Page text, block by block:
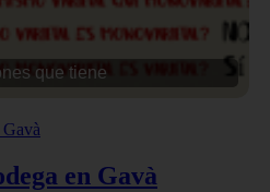
que tiene
en Gavà